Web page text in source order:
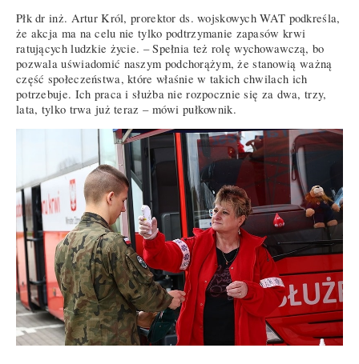
Płk dr inż. Artur Król, prorektor ds. wojskowych WAT podkreśla,
że akcja ma na celu nie tylko podtrzymanie zapasów krwi
ratujących ludzkie życie. – Spełnia też rolę wychowawczą, bo
pozwala uświadomić naszym podchorążym, że stanowią ważną
część społeczeństwa, które właśnie w takich chwilach ich
potrzebuje. Ich praca i służba nie rozpocznie się za dwa, trzy,
lata, tylko trwa już teraz – mówi pułkownik.